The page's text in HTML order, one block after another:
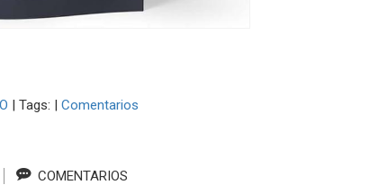
| Tags: | Comentarios
COMENTARIOS